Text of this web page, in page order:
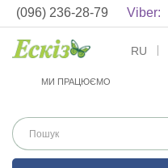
(096) 236-28-79 Viber:
МИ ПРАЦЮЄМО
RU